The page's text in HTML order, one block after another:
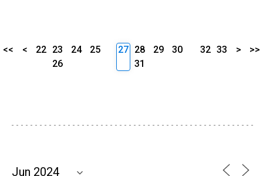
<< < 22 23 24
25
26
27 28 29
30
31
32 33 > >>